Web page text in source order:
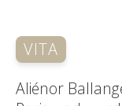
VITA
Aliénor